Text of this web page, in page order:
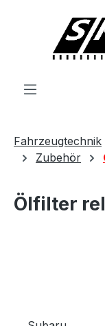
Fahrzeugtechnik
Zubehör
Ölfilter